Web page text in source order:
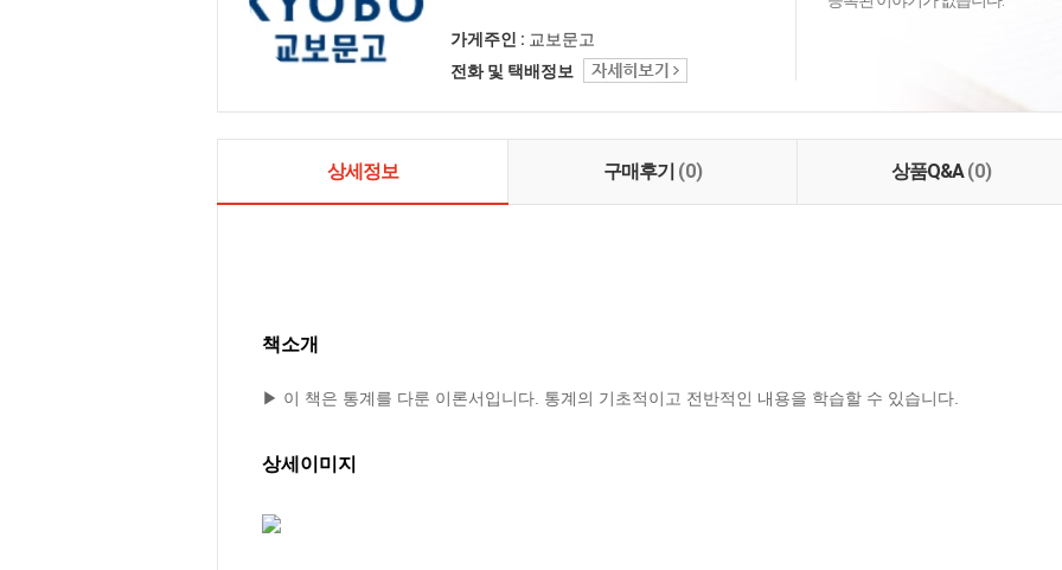
가게주인 : 교보문고
전화 및 택배정보
상세정보 구매후기 (0) 상품Q&A(0)
책소개
▶ 이 책은 통계를 다룬 이론서입니다. 통계의 기초적이고 전반적인 내용을 학습할 수 있습니다.
상세이미지